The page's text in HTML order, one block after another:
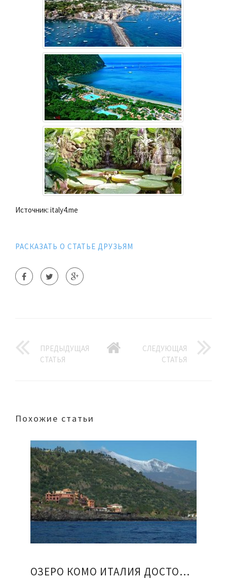
Источник: italy4.me
РАСКАЗАТЬ О СТАТЬЕ ДРУЗЬЯМ
ПРЕДЫДУЩАЯ
СТАТЬЯ
СЛЕДУЮЩАЯ
СТАТЬЯ
Похожие статьи
ОЗЕРО КОМО ИТАЛИЯ ДОСТОПРИМЕЧАТЕЛЬНОСТИ ОТЗЫВЫ